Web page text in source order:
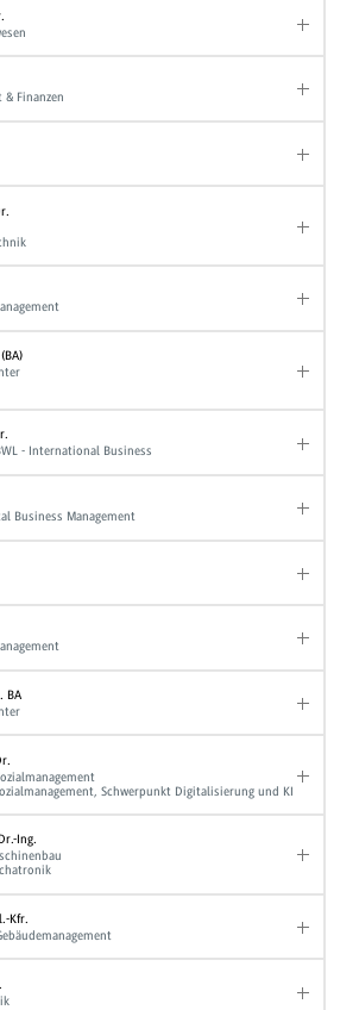
Finanzen
- International Business
Business Management
BA
Schwerpunkt Digitalisierung und KI
Ing.
Kfr.